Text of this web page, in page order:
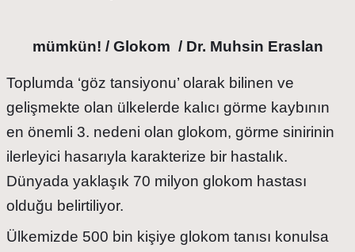
mümkün! / Glokom / Dr. Muhsin Eraslan
Toplumda ‘göz tansiyonu’ olarak bilinen ve
gelişmekte olan ülkelerde kalıcı görme kaybının
en önemli 3. nedeni olan glokom, görme sinirinin
ilerleyici hasarıyla karakterize bir hastalık.
Dünyada yaklaşık 70 milyon glokom hastası
olduğu belirtiliyor.
Ülkemizde 500 bin kişiye glokom tanısı konulsa